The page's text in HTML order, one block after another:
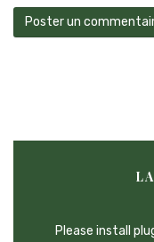
Please install